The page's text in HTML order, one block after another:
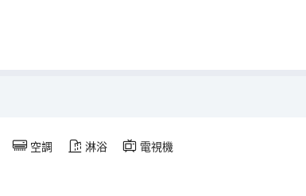
空調 淋浴 電視機